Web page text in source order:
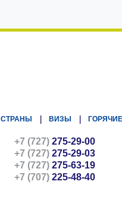
СТРАНЫ ВИЗЫ
+7 (727) 275-29-00
+7 (727) 275-29-03
+7 (727) 275-63-19
+7 (707) 225-48-40